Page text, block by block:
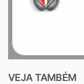
VEJA TAMBÉM